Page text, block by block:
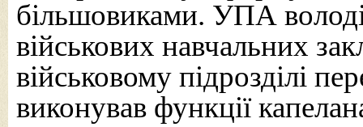
більшовиками. УПА
військових навчальних
військовому підрозділі
виконував функції